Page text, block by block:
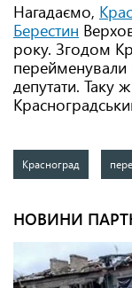
Нагадаємо,
Берестин
року. Згодом
перейменували
депутати. Таку
Красноград